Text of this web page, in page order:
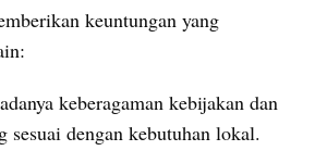
keuntungan yang
keberagaman kebijakan dan
sesuai dengan kebutuhan lokal.